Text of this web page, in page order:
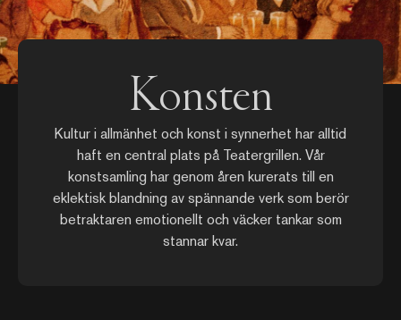
Konsten
Kultur i allmänhet och konst i synnerhet har alltid
haft en central plats på Teatergrillen. Vår
konstsamling har genom åren kurerats till en
eklektisk blandning av spännande verk som berör
betraktaren emotionellt och väcker tankar som
stannar kvar.